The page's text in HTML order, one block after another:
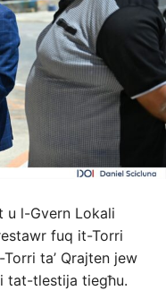
u l-Gvern Lokali
fuq it-Torri
ta’ Qrajten jew
tat-tlestija tiegħu.